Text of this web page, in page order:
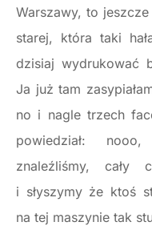
Warszawy, to
starej, która taki
dzisiaj wydrukować
Ja już tam
no i nagle trzech
powiedział:
znaleźliśmy, cały
i słyszymy że ktoś
na tej maszynie tak